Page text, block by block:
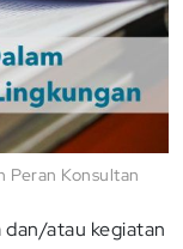
Peran Konsultan
dan/atau kegiatan